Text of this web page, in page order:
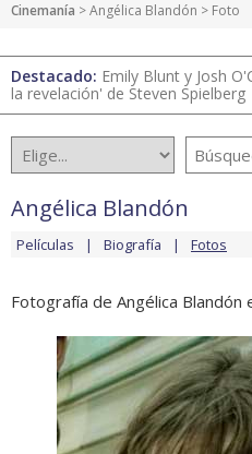
Cinemanía >Angélica Blandón > Foto
Destacado: Emily Blunt y Josh
la revelación' de Steven Spielberg
Angélica Blandón
Películas Biografía Fotos
Fotografía de Angélica Blandón